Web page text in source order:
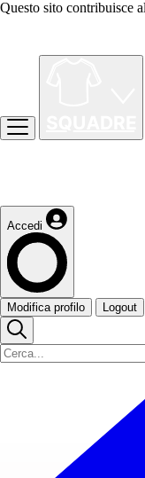
Questo sito contribuisce
Accedi
Modifica profilo Logout